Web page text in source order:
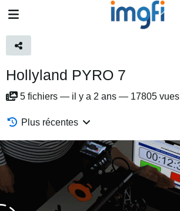
Hollyland PYRO 7
5 fichiers — il y a 2 ans — 17805 vues
Plus récentes